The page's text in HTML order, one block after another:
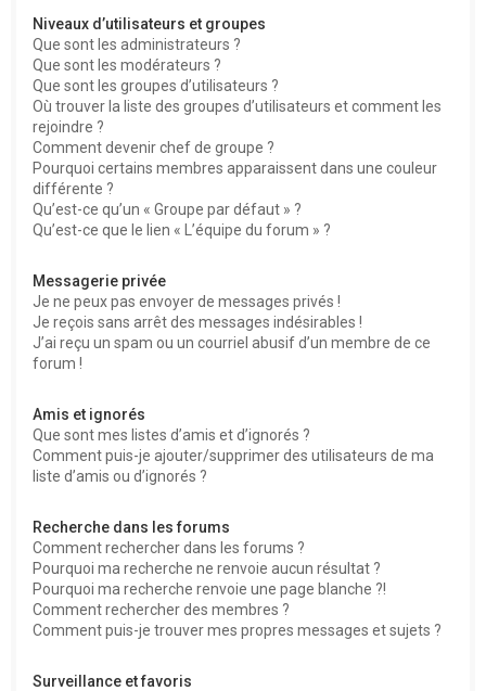
Niveaux d’utilisateurs et groupes
Que sont les administrateurs ?
Que sont les modérateurs ?
Que sont les groupes d’utilisateurs ?
Où trouver la liste des groupes d’utilisateurs et comment les
rejoindre ?
Comment devenir chef de groupe ?
Pourquoi certains membres apparaissent dans une couleur
différente ?
Qu’est-ce qu’un « Groupe par défaut » ?
Qu’est-ce que le lien « L’équipe du forum » ?
Messagerie privée
Je ne peux pas envoyer de messages privés !
Je reçois sans arrêt des messages indésirables !
J’ai reçu un spam ou un courriel abusif d’un membre de ce
forum !
Amis et ignorés
Que sont mes listes d’amis et d’ignorés ?
Comment puis-je ajouter/supprimer des utilisateurs de ma
liste d’amis ou d’ignorés ?
Recherche dans les forums
Comment rechercher dans les forums ?
Pourquoi ma recherche ne renvoie aucun résultat ?
Pourquoi ma recherche renvoie une page blanche ?!
Comment rechercher des membres ?
Comment puis-je trouver mes propres messages et sujets ?
Surveillance et favoris